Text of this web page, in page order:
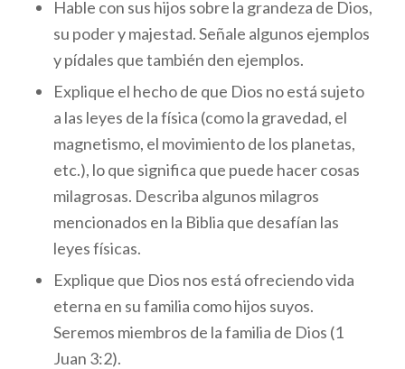
Hable con sus hijos sobre la grandeza de Dios,
su poder y majestad. Señale algunos ejemplos
y pídales que también den ejemplos.
Explique el hecho de que Dios no está sujeto
a las leyes de la física (como la gravedad, el
magnetismo, el movimiento de los planetas,
etc.), lo que significa que puede hacer cosas
milagrosas. Describa algunos milagros
mencionados en la Biblia que desafían las
leyes físicas.
Explique que Dios nos está ofreciendo vida
eterna en su familia como hijos suyos.
Seremos miembros de la familia de Dios (1
Juan 3:2).